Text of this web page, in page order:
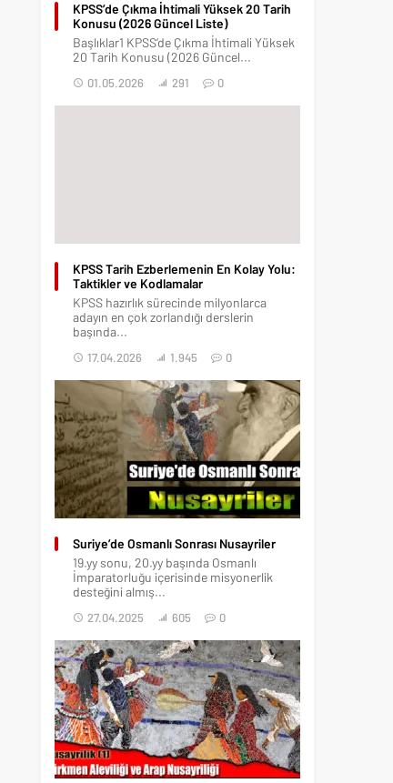
KPSS’de Çıkma İhtimali Yüksek 20 Tarih
Konusu (2026 Güncel Liste)
Başlıklar1 KPSS’de Çıkma İhtimali Yüksek
20 Tarih Konusu (2026 Güncel...
01.05.2026 291 0
KPSS Tarih Ezberlemenin En Kolay Yolu:
Taktikler ve Kodlamalar
KPSS hazırlık sürecinde milyonlarca
adayın en çok zorlandığı derslerin
başında...
17.04.2026 1.945 0
Suriye’de Osmanlı Sonrası Nusayriler
19.yy sonu, 20.yy başında Osmanlı
İmparatorluğu içerisinde misyonerlik
desteğini almış...
27.04.2025 605 0